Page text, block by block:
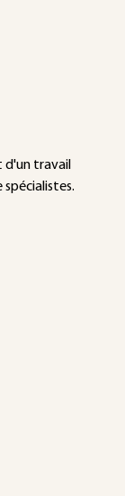
d'un travail